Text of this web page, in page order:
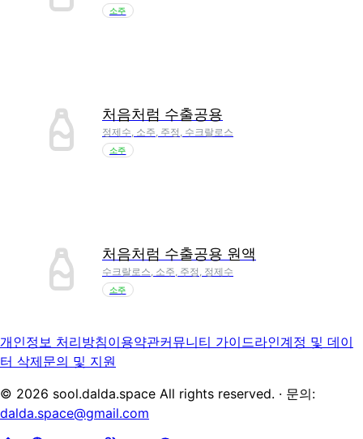
소주
처음처럼 수출공용
정제수, 소주, 주정, 수크랄로스
소주
처음처럼 수출공용 원액
수크랄로스, 소주, 주정, 정제수
소주
개인정보 처리방침이용약관커뮤니티 가이드라인계정 및 데이
터 삭제문의 및 지원
© 2026 sool.dalda.space All rights reserved. · 문의:
dalda.space@gmail.com